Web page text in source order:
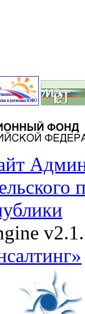
v2.1.